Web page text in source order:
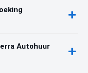
Autohuur